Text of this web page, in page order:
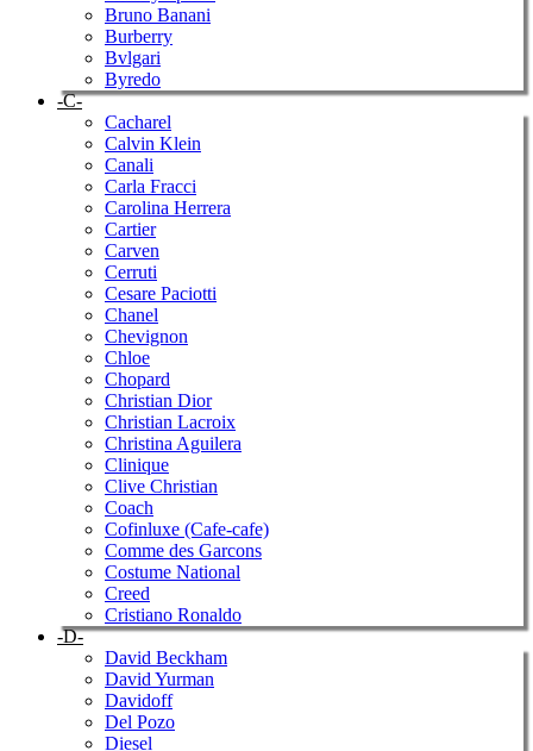
Bruno Banani
Burberry
Bvlgari
Byredo
-C-
Cacharel
Calvin Klein
Canali
Carla Fracci
Carolina Herrera
Cartier
Carven
Cerruti
Cesare Paciotti
Chanel
Chevignon
Chloe
Chopard
Christian Dior
Christian Lacroix
Christina Aguilera
Clinique
Clive Christian
Coach
Cofinluxe (Cafe-cafe)
Comme des Garcons
Costume National
Creed
Cristiano Ronaldo
-D-
David Beckham
David Yurman
Davidoff
Del Pozo
Diesel